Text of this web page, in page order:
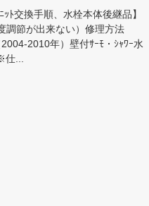
ﾄ交換手順、水栓本体後継品】
調節が出来ない）修理方法
2010年）壁付ｻｰﾓ・ｼｬﾜｰ水
...